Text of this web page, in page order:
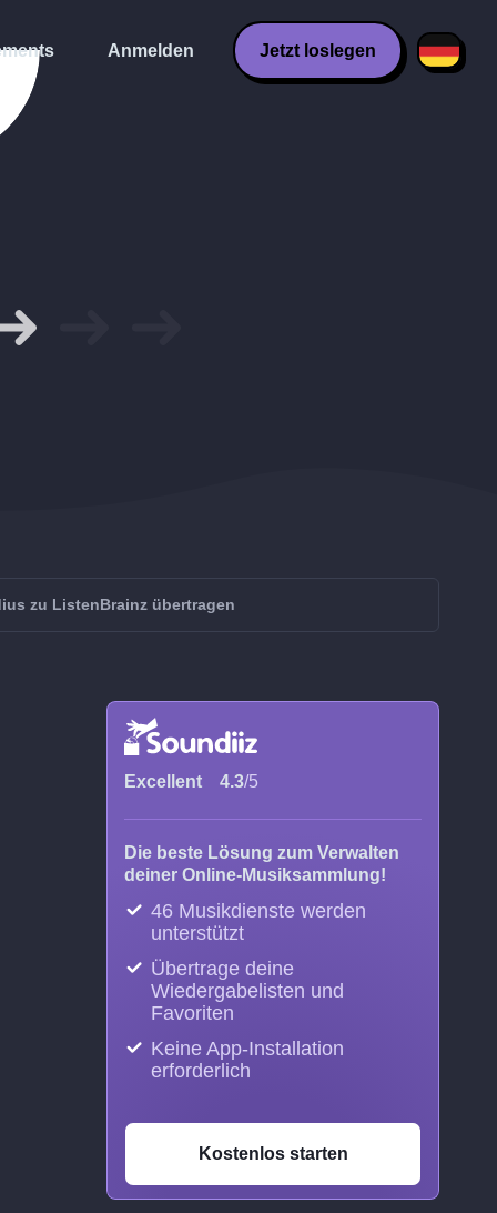
Anmelden Jetzt loslegen
zu ListenBrainz übertragen
Excellent 4.3/5
Die beste Lösung zum Verwalten
deiner Online-Musiksammlung!
46 Musikdienste werden
unterstützt
Übertrage deine
Wiedergabelisten und
Favoriten
Keine App-Installation
erforderlich
Kostenlos starten